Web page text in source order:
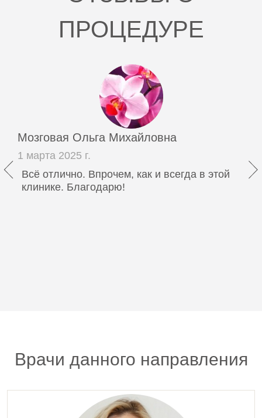
ПРОЦЕДУРЕ
Мозговая Ольга Михайловна
1 марта 2025 г.
Всё отлично. Впрочем, как и всегда в этой
клинике. Благодарю!
Врачи данного направления